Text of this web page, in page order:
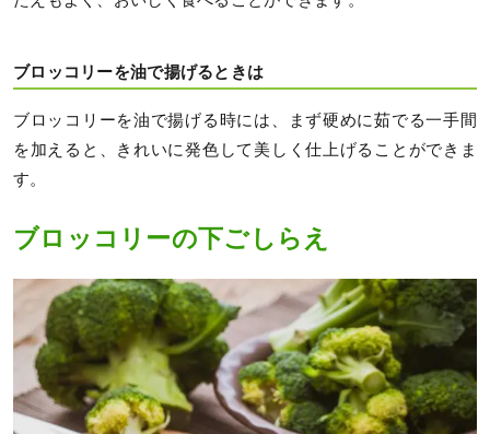
ブロッコリーを油で揚げるときは
ブロッコリーを油で揚げる時には、まず硬めに茹でる一手間
を加えると、きれいに発色して美しく仕上げることができま
す。
ブロッコリーの下ごしらえ